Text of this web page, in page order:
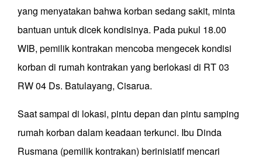
yang menyatakan bahwa korban sedang sakit, minta
bantuan untuk dicek kondisinya. Pada pukul 18.00
WIB, pemilik kontrakan mencoba mengecek kondisi
korban di rumah kontrakan yang berlokasi di RT 03
RW 04 Ds. Batulayang, Cisarua.
Saat sampai di lokasi, pintu depan dan pintu samping
rumah korban dalam keadaan terkunci. Ibu Dinda
Rusmana (pemilik kontrakan) berinisiatif mencari